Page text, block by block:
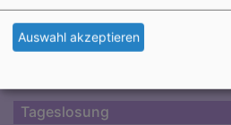
Tageslosung
Auswahl akzeptieren